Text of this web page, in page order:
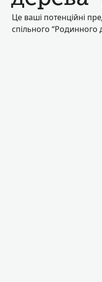
Це ваші потенційні
спільного “Родинного